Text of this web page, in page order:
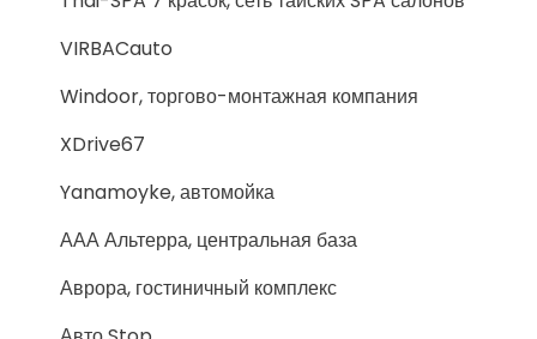
VIRBACauto
Windoor, торгово-монтажная компания
XDrive67
Yanamoyke, автомойка
ААА Альтерра, центральная база
Аврора, гостиничный комплекс